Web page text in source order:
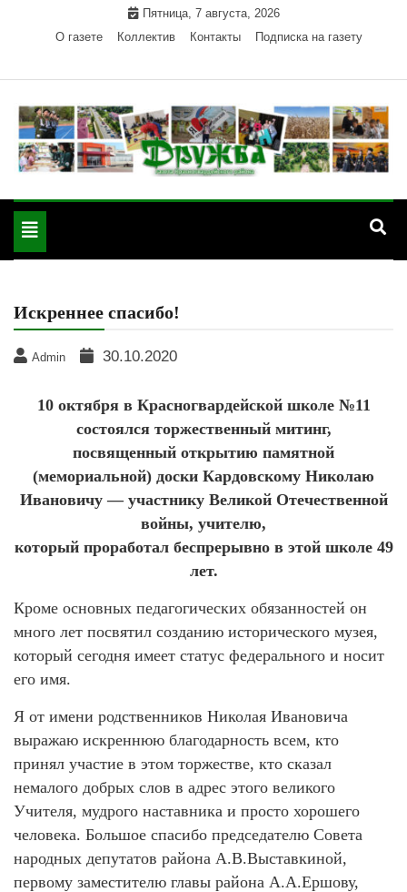
Пятница, 7 августа, 2026
О газете
Коллектив Контакты Подписка на газету
"Дружба" — газета
Красногвардейского района Республики Адыгея
Toggle
navigation
Искреннее спасибо!
Admin 30.10.2020
10 октября в Красногвардейской школе №11
состоялся торжественный митинг,
посвященный открытию памятной
(мемориальной) доски Кардовскому Николаю
Ивановичу — участнику Великой Отечественной
войны, учителю,
который проработал беспрерывно в этой школе 49
лет.
Кроме основных педагогических обязанностей он
много лет посвятил созданию исторического музея,
который сегодня имеет статус федерального и носит
его имя.
Я от имени родственников Николая Ивановича
выражаю искреннюю благодарность всем, кто
принял участие в этом торжестве, кто сказал
немалого добрых слов в адрес этого великого
Учителя, мудрого наставника и просто хорошего
человека. Большое спасибо председателю Совета
народных депутатов района А.В.Выставкиной,
первому заместителю главы района А.А.Ершову,